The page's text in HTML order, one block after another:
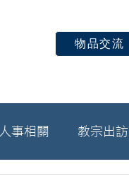
物品交流
人事相關 教宗出訪